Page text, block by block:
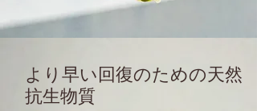
より早い回復のための天然
抗生物質